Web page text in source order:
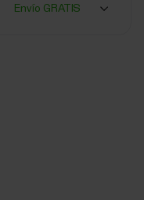
Envío GRATIS